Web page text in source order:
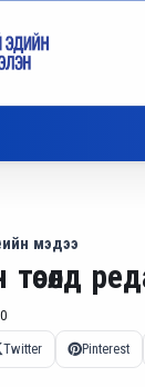
мэдээ
Twitter Pinterest